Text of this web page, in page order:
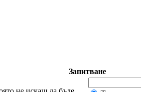
Запитване